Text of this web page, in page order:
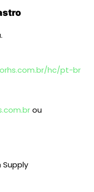
hc/pt-br
ou